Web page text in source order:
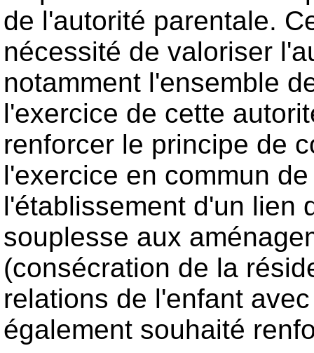
de l'autorité parentale.
nécessité de valoriser
notamment l'ensemble
l'exercice de cette
renforcer le principe de
l'exercice en commun
l'établissement d'un lien
souplesse aux
(consécration de la
relations de l'enfant
également souhaité